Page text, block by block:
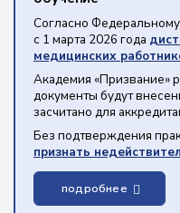
Согласно
с 1 марта 2026 года
медицинских
Академия «Призвание»
документы будут
засчитано для
Без подтверждения
признать
подробнее